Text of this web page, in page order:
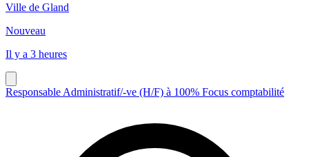
Ville de Gland
Nouveau
Il y a 3 heures
Responsable Administratif/-ve (H/F) à 100% Focus comptabilité